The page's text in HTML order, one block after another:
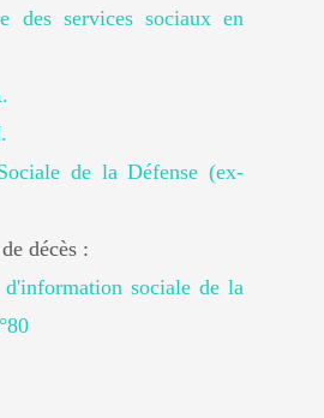
des services sociaux en
de la Défense (ex-
décès :
sociale de la